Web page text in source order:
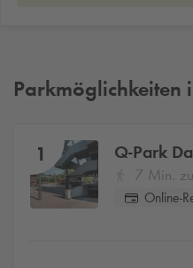
Parkmöglichkeiten
1 Q-Park
7 Min.
Online-